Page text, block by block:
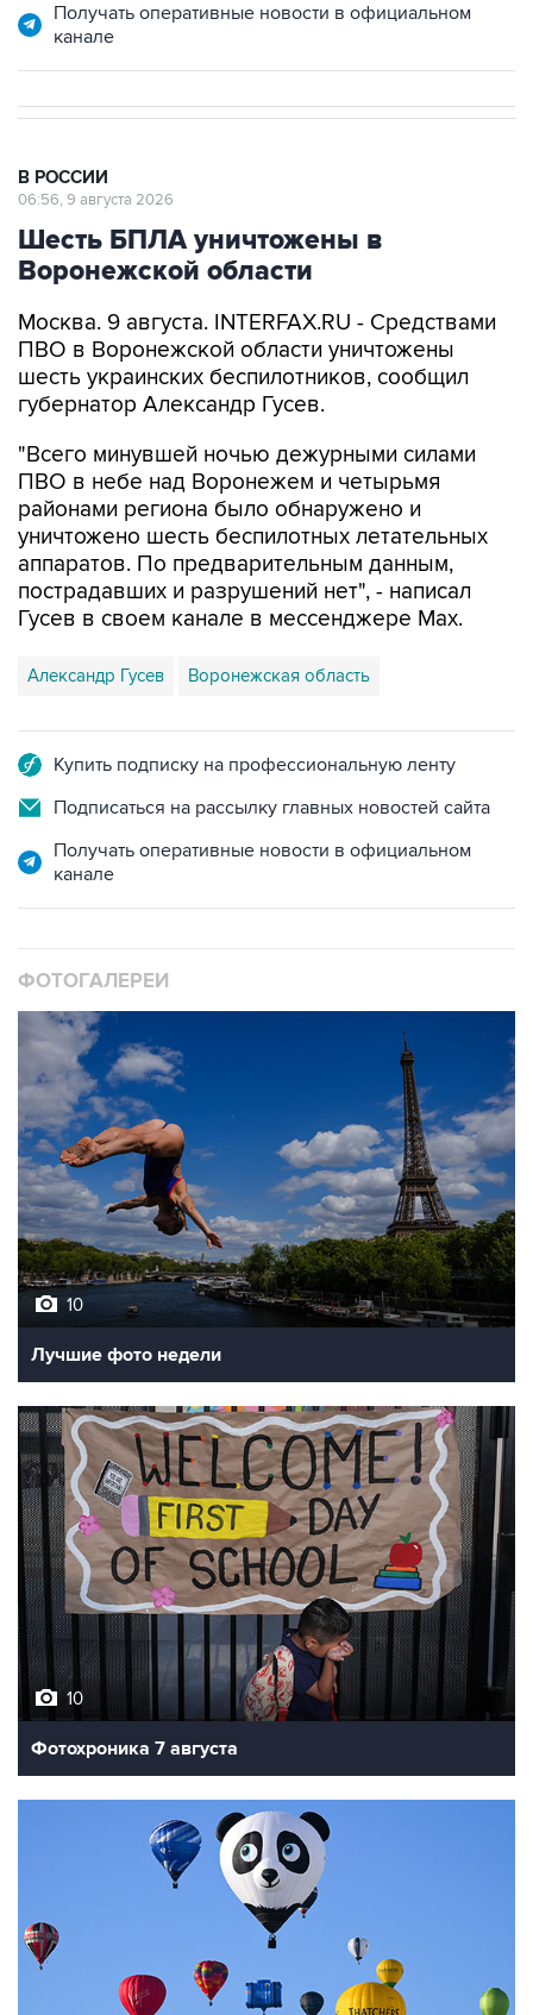
Получать оперативные новости в официальном
канале
В РОССИИ
06:56, 9 августа 2026
Шесть БПЛА уничтожены в
Воронежской области
Москва. 9 августа. INTERFAX.RU - Средствами
ПВО в Воронежской области уничтожены
шесть украинских беспилотников, сообщил
губернатор Александр Гусев.
"Всего минувшей ночью дежурными силами
ПВО в небе над Воронежем и четырьмя
районами региона было обнаружено и
уничтожено шесть беспилотных летательных
аппаратов. По предварительным данным,
пострадавших и разрушений нет", - написал
Гусев в своем канале в мессенджере Max.
Александр Гусев Воронежская область
Купить подписку на профессиональную ленту
Подписаться на рассылку главных новостей сайта
Получать оперативные новости в официальном
канале
ФОТОГАЛЕРЕИ
10
Лучшие фото недели
10
Фотохроника 7 августа